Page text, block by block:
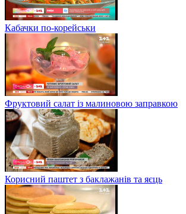
Кабачки по-корейськи
Фруктовий салат із малиновою заправкою
Корисний паштет з баклажанів та яєць